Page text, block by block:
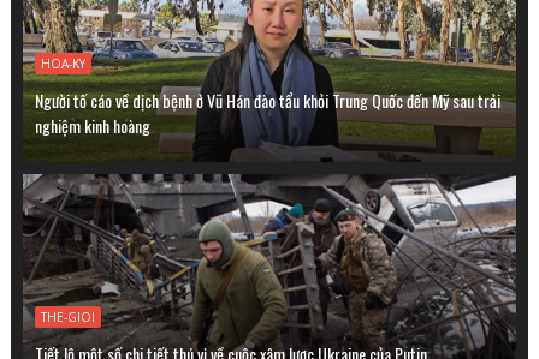
HOA-KY
Người tố cáo về dịch bệnh ở Vũ Hán đào tẩu khỏi Trung Quốc đến Mỹ sau trải
nghiệm kinh hoàng
THE-GIOI
Tiết lộ một số chi tiết thú vị về cuộc xâm lược Ukraine của Putin